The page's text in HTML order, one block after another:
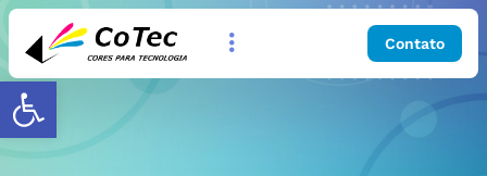
Contato
Abrir a barra de ferramentas